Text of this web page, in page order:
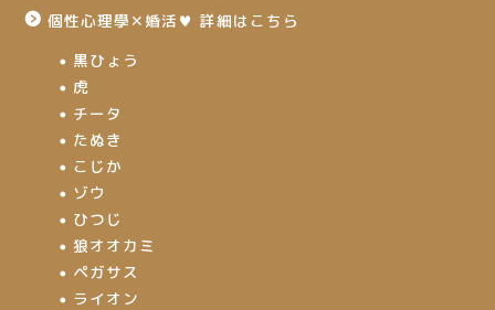
個性心理學✕婚活♥ 詳細はこちら
黒ひょう
虎
チータ
たぬき
こじか
ゾウ
ひつじ
狼オオカミ
ペガサス
ライオン